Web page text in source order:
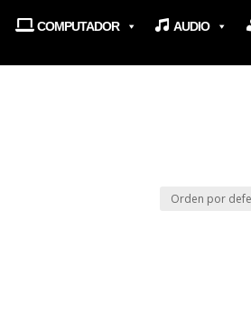
COMPUTADOR AUDIO